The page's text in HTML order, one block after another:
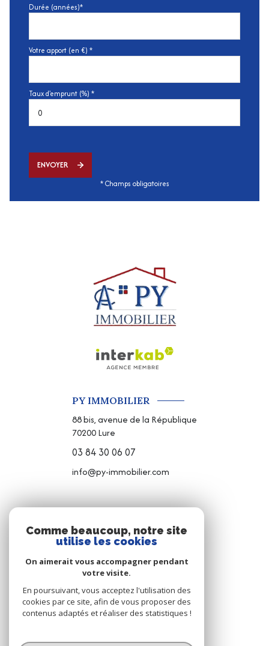
Durée (années)*
Votre apport (en €) *
Taux d'emprunt (%) *
ENVOYER
* Champs obligatoires
PY IMMOBILIER
88 bis, avenue de la République
70200Lure
03 84 30 06 07
info@py-immobilier.com
NOUS SUIVRE
© 2026 | Tous droits réservés
Comme beaucoup, notre site
utilise les cookies
On aimerait vous accompagner pendant
votre visite.
En poursuivant, vous acceptez l'utilisation des
cookies par ce site, afin de vous proposer des
contenus adaptés et réaliser des statistiques !